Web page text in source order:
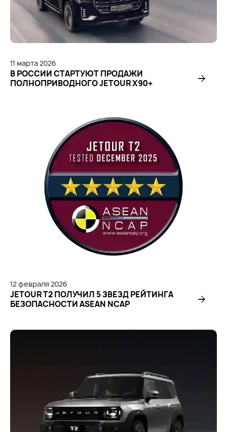
11 марта2026
В РОССИИ СТАРТУЮТ ПРОДАЖИ
ПОЛНОПРИВОДНОГО JETOUR X90+
12февраля2026
JETOUR T2 ПОЛУЧИЛ 5 ЗВЕЗД РЕЙТИНГА
БЕЗОПАСНОСТИ ASEAN NCAP